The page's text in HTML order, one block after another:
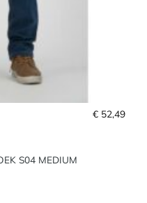
S04 MEDIUM
€ 52,49